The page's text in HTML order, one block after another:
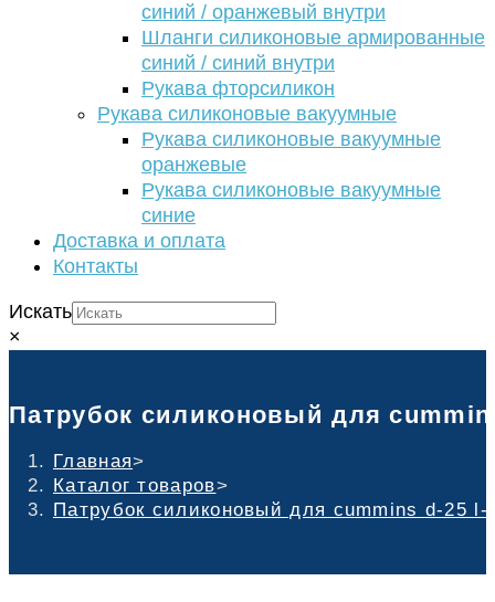
синий / оранжевый внутри
Шланги силиконовые армированные
синий / синий внутри
Рукава фторсиликон
Рукава силиконовые вакуумные
Рукава силиконовые вакуумные
оранжевые
Рукава силиконовые вакуумные
синие
Доставка и оплата
Контакты
Искать
×
Патрубок силиконовый для
Главная>
Каталог товаров>
Патрубок силиконовый для cummins d-25 l-